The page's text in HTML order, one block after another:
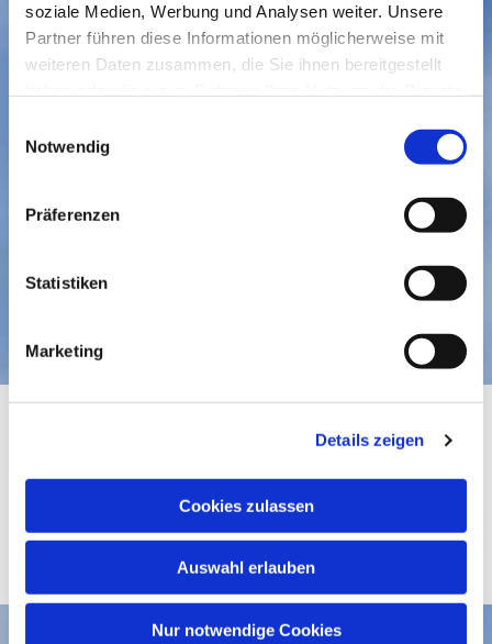
soziale Medien, Werbung und Analysen weiter. Unsere
Partner führen diese Informationen möglicherweise mit
weiteren Daten zusammen, die Sie ihnen bereitgestellt
Notwendig
Präferenzen
Statistiken
Marketing
Details zeigen
Cookies zulassen
Auswahl erlauben
Nur notwendige Cookies